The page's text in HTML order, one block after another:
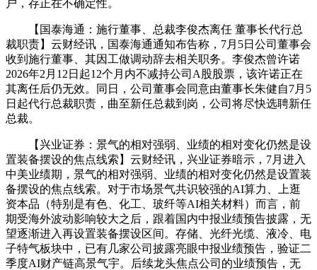
户，存正在不确定性。
【国泰海通：施行董事、总裁李俊杰离任 董事长代行总
裁职责】云财经讯，国泰海通通知布告称，7月5日公司董事会
收到施行董事、其因工做调动辞去相关职务。李俊杰曾许诺
2026年2月12日起12个月内不减持公司A股股票，该许诺正在
其离任后仍无效。同日，公司董事会同意由董事长朱健自7月5
日起代行总裁职责，曲至新任总裁到岗，公司将尽快选聘新任
总裁。
【兴业证券：景气的相对强弱、业绩的相对变化仍然是设
置装备摆设的焦点线索】云财经讯，兴业证券暗示，7月进入
中美业绩期，景气的相对强弱、业绩的相对变化仍然是设置装
备摆设的焦点线索。对于市场景气共识较强的AI算力、上逛
资本品（特别是有色、化工、玻纤等AI相关材料）而言，前
期受海外波动影响较大之后，跟着国内中报业绩预告披露，无
望逐渐进入再设置装备摆设区间。存储、光纤光缆、液冷、电
子特气板块中，已有几家公司披露亮眼中报业绩预告，验证二
季度AI财产链高景气宇。后续龙头焦点公司的业绩预告，无